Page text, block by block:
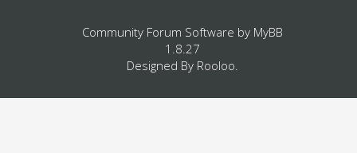
Community Forum Software by MyBB
1.8.27
Designed By Rooloo.